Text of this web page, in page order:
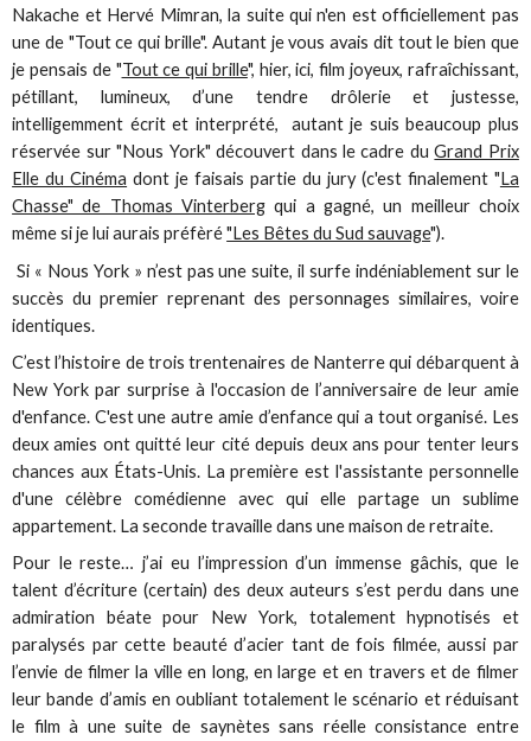
Nakache et Hervé Mimran, la suite qui n'en est officiellement pas
une de "Tout ce qui brille". Autant je vous avais dit tout le bien que
je pensais de "Tout ce qui brille", hier, ici, film joyeux, rafraîchissant,
pétillant, lumineux, d’une tendre drôlerie et justesse,
intelligemment écrit et interprété, autant je suis beaucoup plus
réservée sur "Nous York" découvert dans le cadre duGrand Prix
Elle du Cinéma dont je faisais partie du jury (c'est finalement "La
Chasse" de Thomas Vinterberg qui a gagné, un meilleur choix
même si je lui aurais préfèré"Les Bêtes du Sud sauvage").
Si « Nous York » n’est pas une suite, il surfe indéniablement sur le
succès du premier reprenant des personnages similaires, voire
identiques.
C’est l’histoire de trois trentenaires de Nanterre qui débarquent à
New York par surprise à l'occasion de l’anniversaire de leur amie
d'enfance. C'est une autre amie d’enfance qui a tout organisé. Les
deux amies ont quitté leur cité depuis deux ans pour tenter leurs
chances aux États-Unis. La première est l'assistante personnelle
d'une célèbre comédienne avec qui elle partage un sublime
appartement. La seconde travaille dans une maison de retraite.
Pour le reste… j’ai eu l’impression d’un immense gâchis, que le
talent d’écriture (certain) des deux auteurs s’est perdu dans une
admiration béate pour New York, totalement hypnotisés et
paralysés par cette beauté d’acier tant de fois filmée, aussi par
l’envie de filmer la ville en long, en large et en travers et de filmer
leur bande d’amis en oubliant totalement le scénario et réduisant
le film à une suite de saynètes sans réelle consistance entre